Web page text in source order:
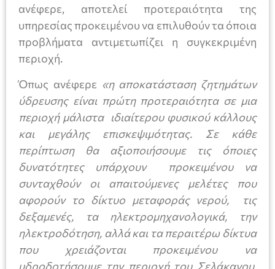
ανέφερε, αποτελεί προτεραιότητα της
υπηρεσίας προκειμένου να επιλυθούν τα όποια
προβλήματα αντιμετωπίζει η συγκεκριμένη
περιοχή.
Όπως ανέφερε «η αποκατάσταση ζητημάτων
ύδρευσης είναι πρώτη προτεραιότητα σε μια
περιοχή μάλιστα ιδιαίτερου φυσικού κάλλους
και μεγάλης επισκεψιμότητας. Σε κάθε
περίπτωση θα αξιοποιήσουμε τις όποιες
δυνατότητες υπάρχουν προκειμένου να
συνταχθούν οι απαιτούμενες μελέτες που
αφορούν το δίκτυο μεταφοράς νερού, τις
δεξαμενές, τα ηλεκτρομηχανολογικά, την
ηλεκτροδότηση, αλλά και τα περαιτέρω δίκτυα
που χρειάζονται προκειμένου να
υδροδοτήσουμε την περιοχή του Σελάκανου.